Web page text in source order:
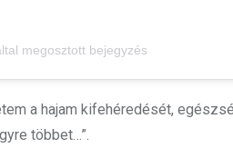
megosztott bejegyzés
a hajam kifehéredését,
többet…”.